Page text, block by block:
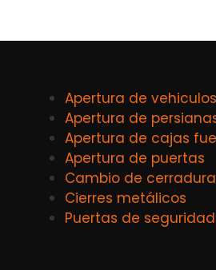
Apertura de vehiculos
Apertura de
Apertura de cajas
Apertura de puertas
Cambio de
Cierres metálicos
Puertas de seguridad